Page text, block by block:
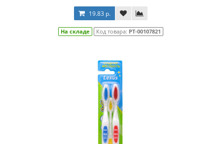
19.83 р.
На складе Код товара: РТ-00107821